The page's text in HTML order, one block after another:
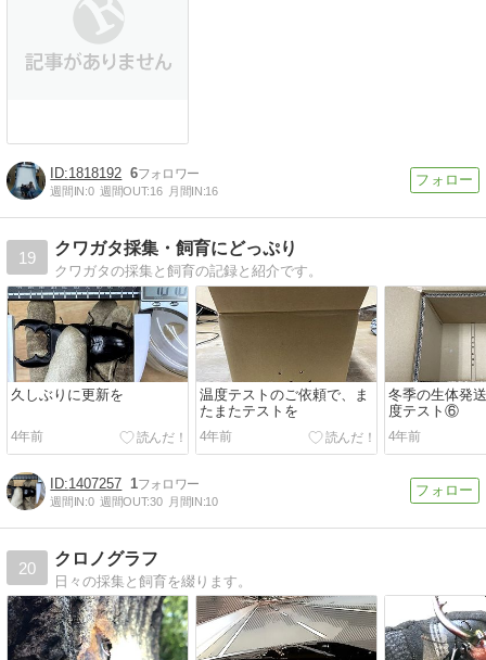
1818192 6
週間IN:0 週間OUT:16 月間IN:16
19
クワガタ採集・飼育にどっぷり
クワガタの採集と飼育の記録と紹介です。
久しぶりに更新を
4年前
温度テストのご依頼で、ま
たまたテストを
4年前
冬季の生体発
度テスト⑥
4年前
1407257 1
週間IN:0 週間OUT:30 月間IN:10
20
クロノグラフ
日々の採集と飼育を綴ります。